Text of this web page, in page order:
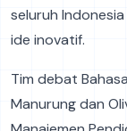
seluruh
ide inovatif.
Tim debat
Manurung dan